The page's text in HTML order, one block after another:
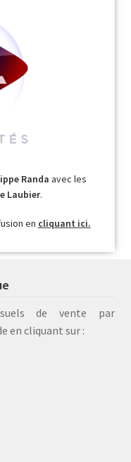
Randa avec les
Laubier.
en cliquant ici.
de vente par
en cliquant sur :